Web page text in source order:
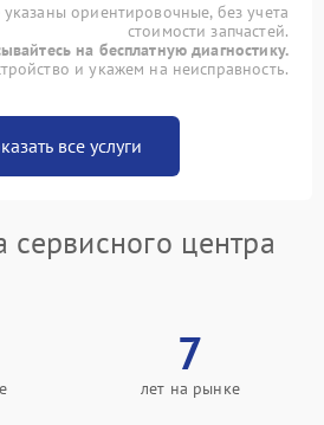
ориентировочные, без учета
стоимости запчастей.
на бесплатную диагностику.
и укажем на неисправность.
все услуги
центра
7
лет на рынке